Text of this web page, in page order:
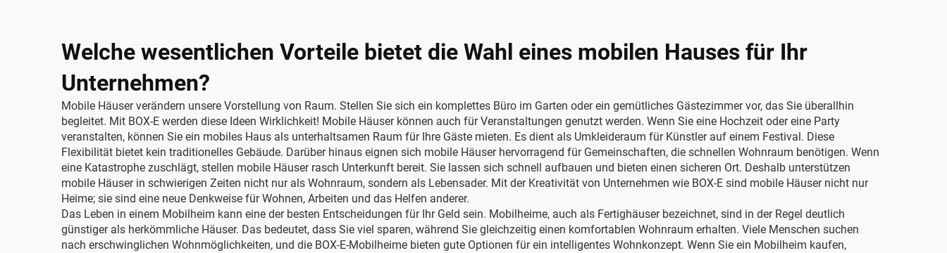
Welche wesentlichen Vorteile bietet die Wahl eines mobilen Hauses für Ihr
Unternehmen?
Mobile Häuser verändern unsere Vorstellung von Raum. Stellen Sie sich ein komplettes Büro im Garten oder ein gemütliches Gästezimmer vor, das Sie überallhin
begleitet. Mit BOX-E werden diese Ideen Wirklichkeit! Mobile Häuser können auch für Veranstaltungen genutzt werden. Wenn Sie eine Hochzeit oder eine Party
veranstalten, können Sie ein mobiles Haus als unterhaltsamen Raum für Ihre Gäste mieten. Es dient als Umkleideraum für Künstler auf einem Festival. Diese
Flexibilität bietet kein traditionelles Gebäude. Darüber hinaus eignen sich mobile Häuser hervorragend für Gemeinschaften, die schnellen Wohnraum benötigen. Wenn
eine Katastrophe zuschlägt, stellen mobile Häuser rasch Unterkunft bereit. Sie lassen sich schnell aufbauen und bieten einen sicheren Ort. Deshalb unterstützen
mobile Häuser in schwierigen Zeiten nicht nur als Wohnraum, sondern als Lebensader. Mit der Kreativität von Unternehmen wie BOX-E sind mobile Häuser nicht nur
Heime; sie sind eine neue Denkweise für Wohnen, Arbeiten und das Helfen anderer.
Das Leben in einem Mobilheim kann eine der besten Entscheidungen für Ihr Geld sein. Mobilheime, auch als Fertighäuser bezeichnet, sind in der Regel deutlich
günstiger als herkömmliche Häuser. Das bedeutet, dass Sie viel sparen, während Sie gleichzeitig einen komfortablen Wohnraum erhalten. Viele Menschen suchen
nach erschwinglichen Wohnmöglichkeiten, und die BOX-E-Mobilheime bieten gute Optionen für ein intelligentes Wohnkonzept. Wenn Sie ein Mobilheim kaufen,